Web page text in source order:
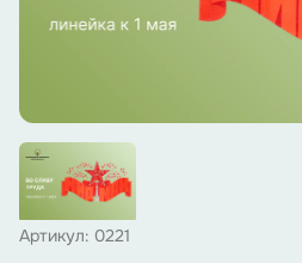
Артикул: 0221